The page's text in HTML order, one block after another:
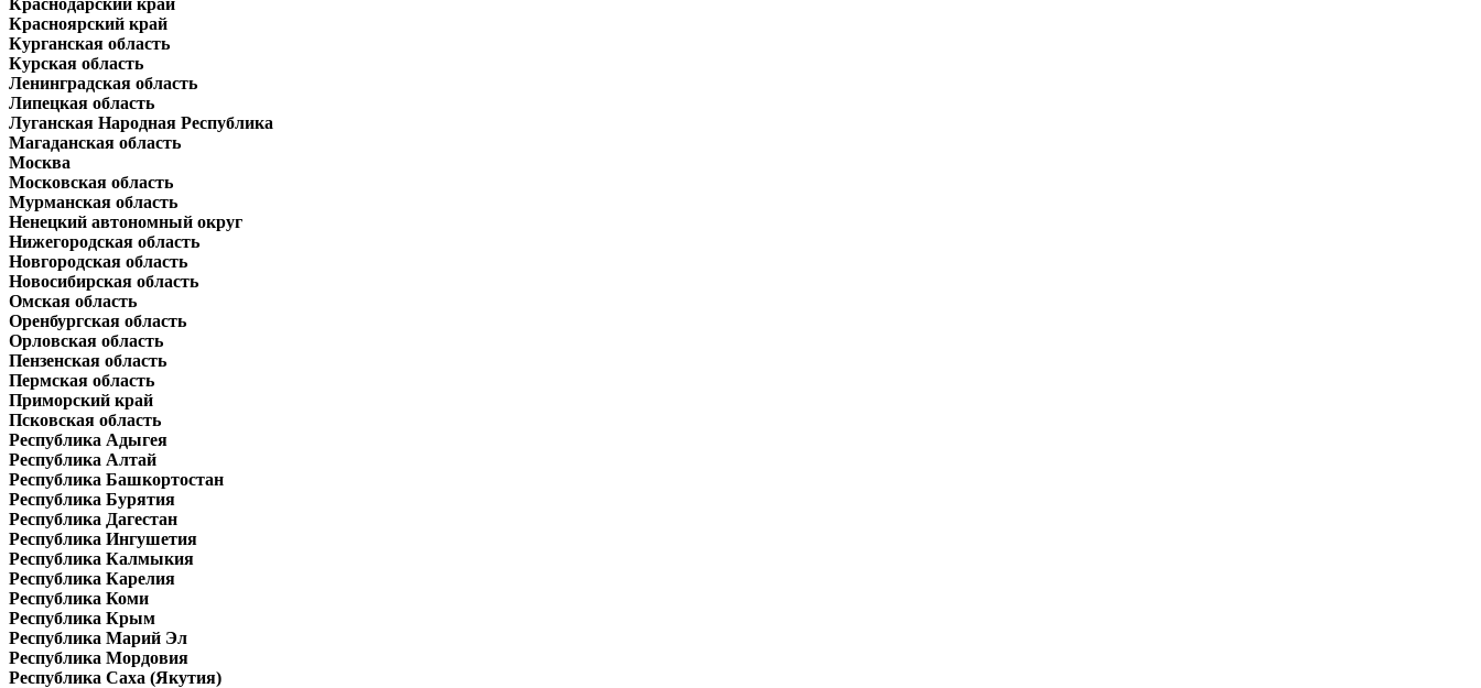
Краснодарский край
Красноярский край
Курганская область
Курская область
Ленинградская область
Липецкая область
Луганская Народная Республика
Магаданская область
Москва
Московская область
Мурманская область
Ненецкий автономный округ
Нижегородская область
Новгородская область
Новосибирская область
Омская область
Оренбургская область
Орловская область
Пензенская область
Пермская область
Приморский край
Псковская область
Республика Адыгея
Республика Алтай
Республика Башкортостан
Республика Бурятия
Республика Дагестан
Республика Ингушетия
Республика Калмыкия
Республика Карелия
Республика Коми
Республика Крым
Республика Марий Эл
Республика Мордовия
Республика Саха (Якутия)